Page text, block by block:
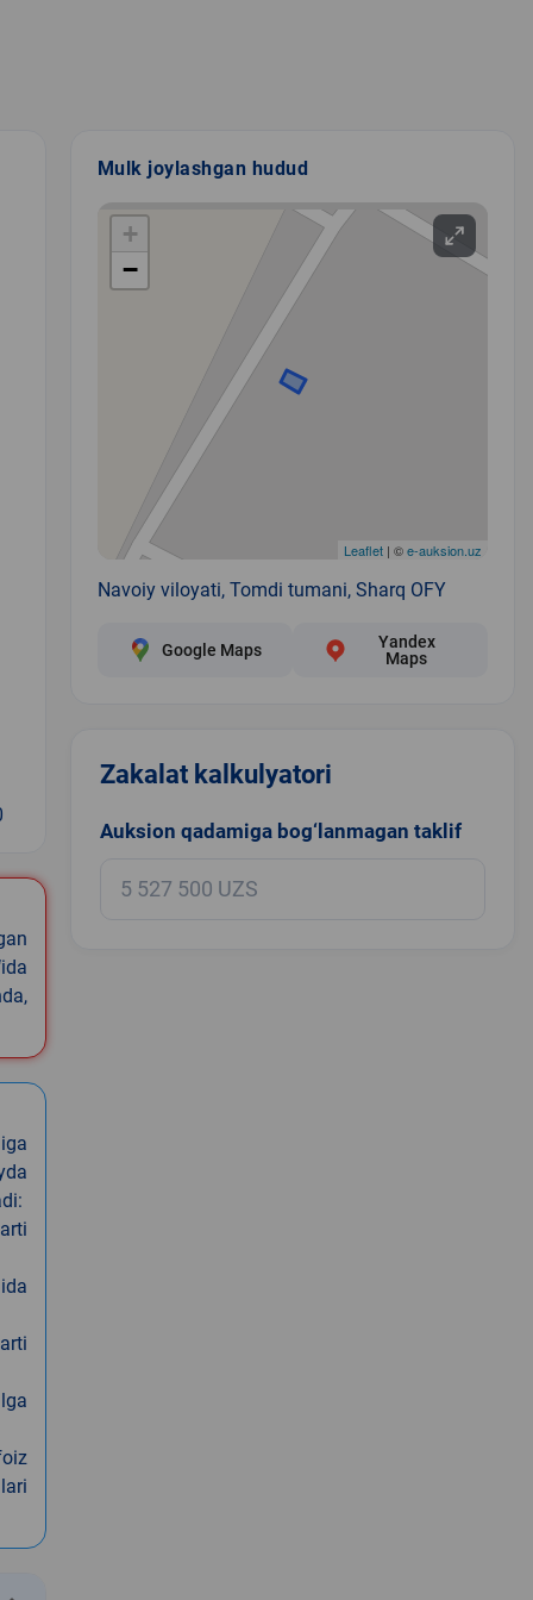
Mulk joylashgan hudud
+
−
Leaflet| ©e-auksion.uz
Navoiy viloyati, Tomdi tumani, Sharq OFY
Google Maps
Yandex
Maps
Zakalat kalkulyatori
Auksion qadamiga bog‘lanmagan taklif